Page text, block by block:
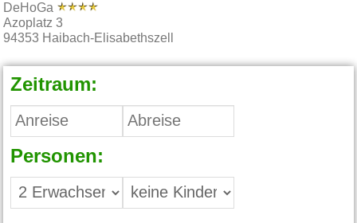
DeHoGa
Azoplatz 3
94353 Haibach-Elisabethszell
Zeitraum:
Personen: